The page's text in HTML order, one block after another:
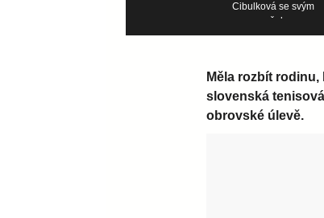
Měla rozbít
slovenská
obrovské úlevě.